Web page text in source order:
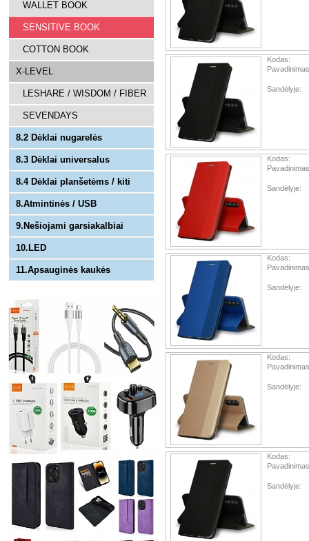
WALLET BOOK
SENSITIVE BOOK
COTTON BOOK
X-LEVEL
LESHARE / WISDOM / FIBER
SEVENDAYS
8.2 Dėklai nugarelės
8.3 Dėklai universalus
8.4 Dėklai planšetėms / kiti
8.Atmintinės / USB
9.Nešiojami garsiakalbiai
10.LED
11.Apsauginės kaukės
Kodas:
Sandėlyje:
Kodas:
Sandėlyje:
Kodas:
Sandėlyje:
Kodas:
Sandėlyje:
Kodas:
Sandėlyje: